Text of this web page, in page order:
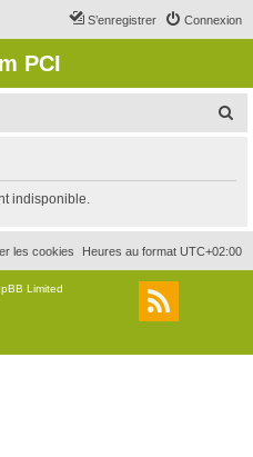
Connexion
S’enregistrer
PCI
r
c
r
indisponible.
Heures au format UTC+02:00
les cookies
Limited